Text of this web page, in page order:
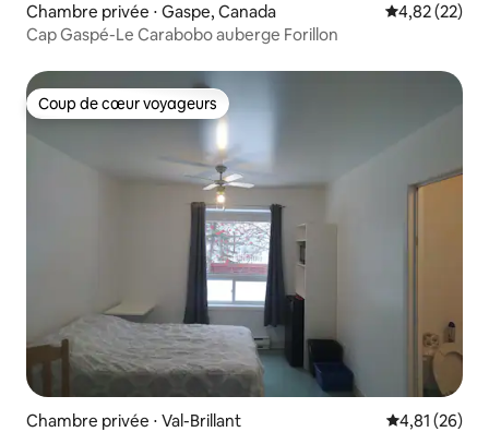
Chambre privée ⋅ Gaspe, Canada Évaluation
4,82 (22)
Cap Gaspé-Le Carabobo auberge Forillon
Coup de cœur voyageurs
Coup de cœur voyageurs
Chambre privée ⋅ Val-Brillant Évaluation
4,81 (26)